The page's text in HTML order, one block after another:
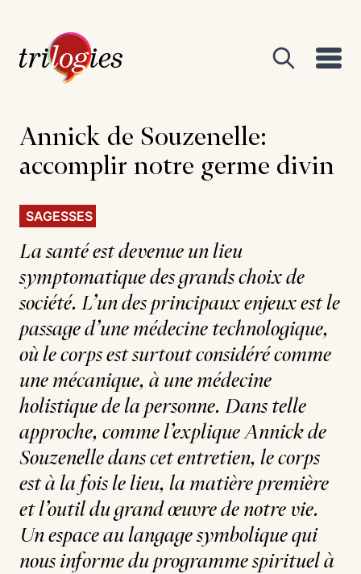
Annick de Souzenelle:
accomplir notre germe divin
SAGESSES
La santé est devenue un lieu
symptomatique des grands choix de
société. L’un des principaux enjeux est le
passage d’une médecine technologique,
où le corps est surtout considéré comme
une mécanique, à une médecine
holistique de la personne. Dans telle
approche, comme l’explique Annick de
Souzenelle dans cet entretien, le corps
est à la fois le lieu, la matière première
et l’outil du grand œuvre de notre vie.
Un espace au langage symbolique qui
nous informe du programme spirituel à